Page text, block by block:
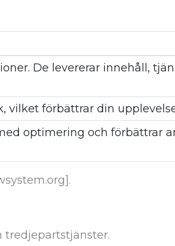
De levererar innehåll,
vilket förbättrar din
optimering och förbättrar
tredjepartstjänster.